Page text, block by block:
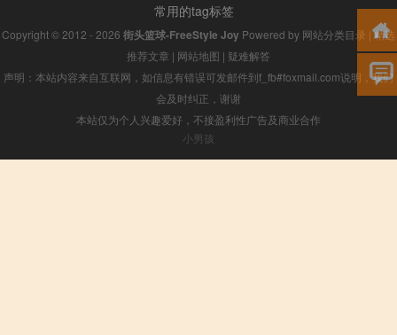
常用的tag标签
Copyright © 2012 - 2026 街头篮球-FreeStyle Joy Powered by 网站分类目录 |精选
推荐文章 | 网站地图 | 疑难解答
声明：本站内容来自互联网，如信息有错误可发邮件到f_fb#foxmail.com说明，我们
会及时纠正，谢谢
本站仅为个人兴趣爱好，不接盈利性广告及商业合作
小男孩